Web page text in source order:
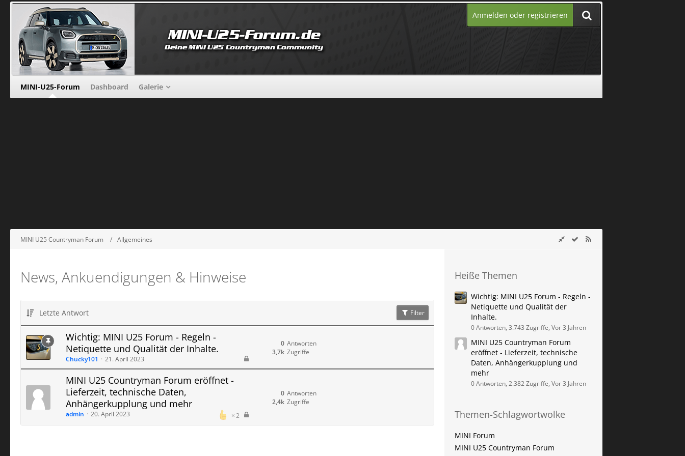
Anmelden oder registrieren
MINI-U25-Forum Dashboard Galerie
MINI U25 Countryman Forum Allgemeines
News, Ankuendigungen & Hinweise
Letzte Antwort Filter
Wichtig: MINI U25 Forum - Regeln -
Netiquette und Qualität der Inhalte.
Chucky101 21. April 2023
Antworten
0
Zugriffe
3,7k
MINI U25 Countryman Forum eröffnet -
Lieferzeit, technische Daten,
Anhängerkupplung und mehr
2
admin 20. April 2023
Antworten
0
Zugriffe
2,4k
Heiße Themen
Wichtig: MINI U25 Forum - Regeln -
Netiquette und Qualität der
Inhalte.
0 Antworten, 3.743 Zugriffe, Vor 3 Jahren
MINI U25 Countryman Forum
eröffnet - Lieferzeit, technische
Daten, Anhängerkupplung und
mehr
0 Antworten, 2.382 Zugriffe, Vor 3 Jahren
Themen-Schlagwortwolke
MINI Forum
MINI U25 Countryman Forum